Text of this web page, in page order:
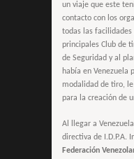
un viaje que este
contacto con los
todas las
principales Club de
de Seguridad y al
había en Venezuela
modalidad de tiro,
para la creación de
Al llegar a
directiva de I.D.P.A.
Federación